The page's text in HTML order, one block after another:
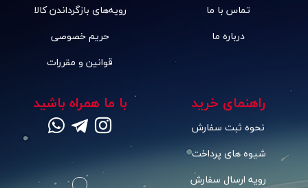
تماس با ما
درباره ما
رویه‌های بازگرداندن کالا
حریم خصوصی
قوانین و مقررات
راهنمای خرید
نحوه ثبت سفارش
شیوه های پرداخت
رویه ارسال سفارش
با ما همراه باشید